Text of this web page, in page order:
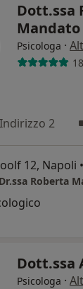
Dott.ssa
Mandato
Psicologa ·
Indirizzo 2
12, Napoli •
Roberta
Dott.ssa
Psicologa ·